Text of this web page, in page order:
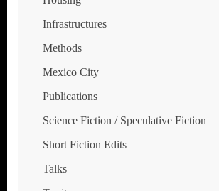
Infrastructures
Methods
Mexico City
Publications
Science Fiction / Speculative Fiction
Short Fiction Edits
Talks